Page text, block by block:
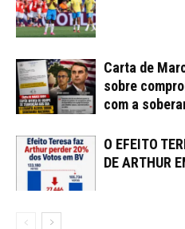
Carta de
sobre
com a
O EFEITO
DE ARTHUR